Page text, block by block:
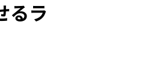
るラ